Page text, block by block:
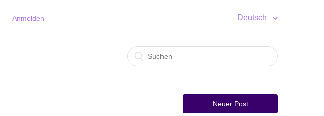
Anmelden Deutsch
Neuer Post